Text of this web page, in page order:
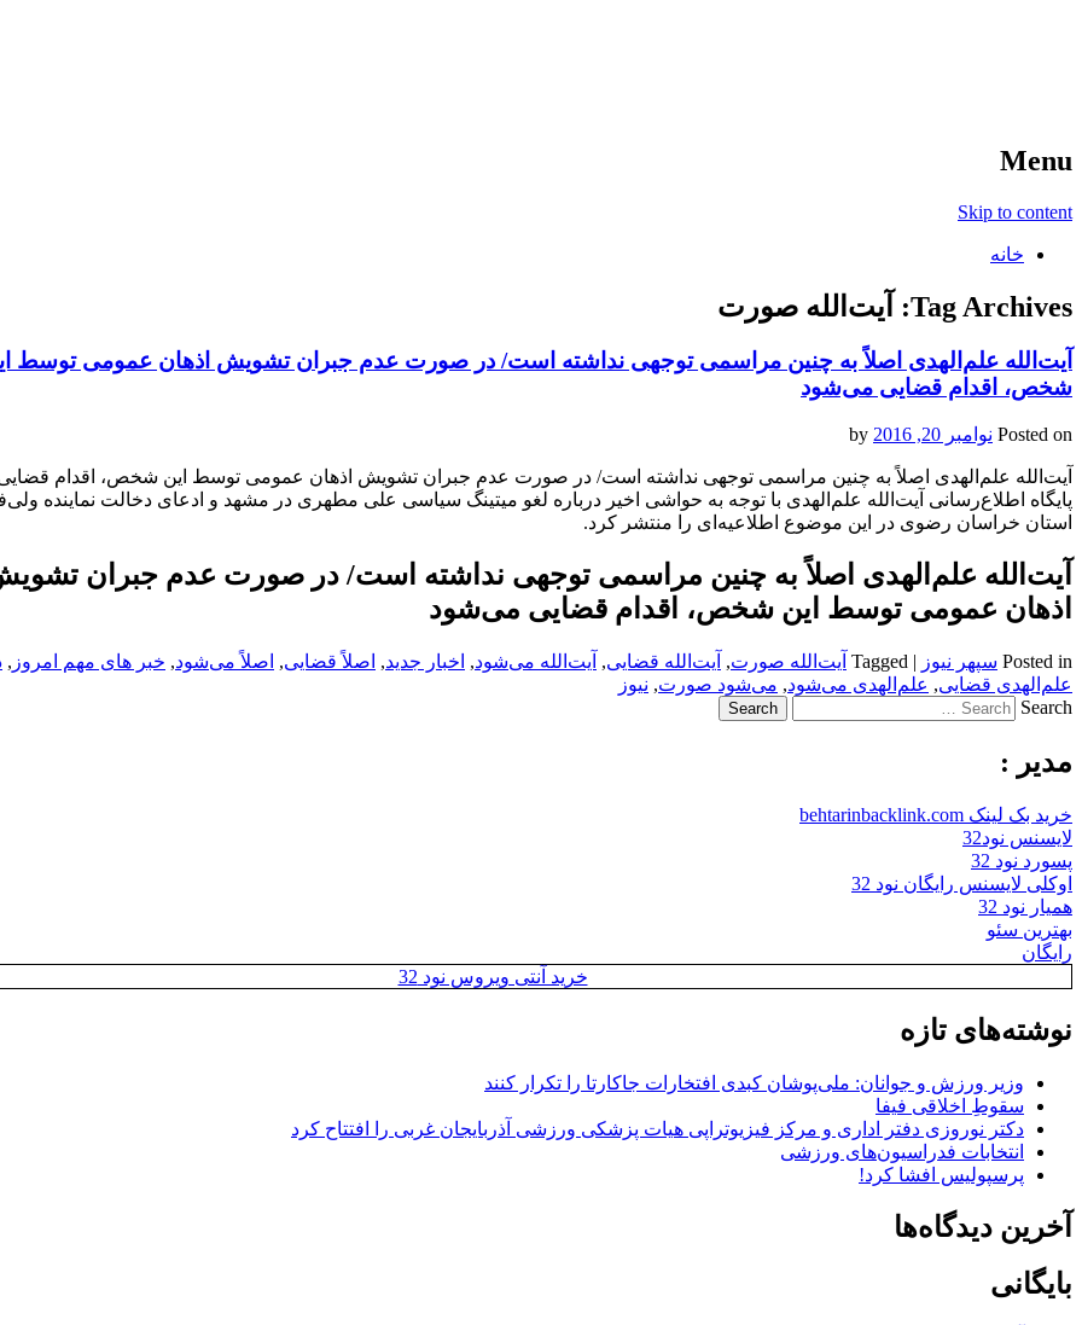
Menu
Skip to content
خانه
Tag Archives: آیت‌الله صورت
آیت‌الله علم‌الهدی اصلاً به چنین مراسمی توجهی نداشته است/ در صورت عدم جبران تشویش اذهان عمومی توسط
شخص، اقدام قضایی می‌شود
Posted on نوامبر 20, 2016
آیت‌الله علم‌الهدی اصلاً به چنین مراسمی توجهی نداشته است/ در صورت عدم جبران تشویش اذهان عمومی توسط این شخص، اقدام
پایگاه اطلاع‌رسانی آیت‌الله علم‌الهدی با توجه به حواشی اخیر درباره لغو میتینگ سیاسی علی مطهری در مشهد و ادعای دخالت نماینده
استان خراسان رضوی در این موضوع اطلاعیه‌ای را منتشر کرد.
آیت‌الله علم‌الهدی اصلاً به چنین مراسمی توجهی نداشته است/ در صورت عدم جبران
اذهان عمومی توسط این شخص، اقدام قضایی می‌شود
Posted in سپهر نیوز |
Tagged آیت‌الله صورت, آیت‌الله قضایی, آیت‌الله می‌شود, اخبار جدید, اصلاً قضایی, اصلاً می‌شود, خبر های مهم امروز ,
علم‌الهدی قضایی, علم‌الهدی می‌شود, می‌شود صورت, نیوز
Search
مدیر :
خرید بک لینک behtarinbacklink.com
لایسنس نود32
پسورد نود 32
اوکلی لایسنس رایگان نود 32
همیار نود 32
بهترین سئو
رایگان
خرید آنتی ویروس نود 32
نوشته‌های تازه
وزیر ورزش و جوانان: ملی‌پوشان کبدی افتخارات جاکارتا را تکرار کنند
سقوطِ اخلاقی فیفا
دکتر نوروزی دفتر اداری و مرکز فیزیوتراپی هیات پزشکی ورزشی آذربایجان غربی را افتتاح کرد
انتخابات فدراسیون‌های ورزشی
پرسپولیس افشا کرد!
آخرین دیدگاه‌ها
بایگانی